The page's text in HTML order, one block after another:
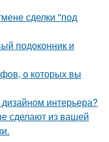
сделки "под
подоконник и
о которых вы
интерьера?
сделают из вашей